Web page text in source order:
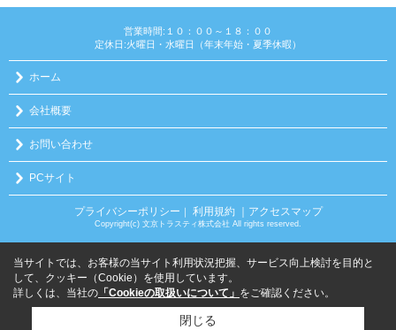
営業時間:１０：００～１８：００
定休日:火曜日・水曜日（年末年始・夏季休暇）
ホーム
会社概要
お問い合わせ
PCサイト
プライバシーポリシー ｜ 利用規約 ｜アクセスマップ
Copyright(c) 文京トラスティ株式会社 All rights reserved.
当サイトでは、お客様の当サイト利用状況把握、サービス向上検討を目的と
して、クッキー（Cookie）を使用しています。
詳しくは、当社の 「Cookieの取扱いについて」 をご確認ください。
閉じる